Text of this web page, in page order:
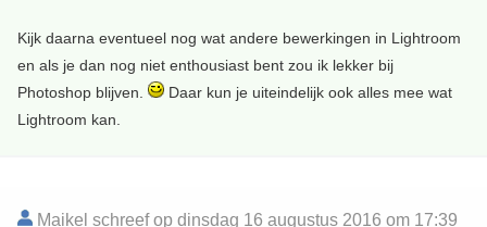
Kijk daarna eventueel nog wat andere bewerkingen in Lightroom
en als je dan nog niet enthousiast bent zou ik lekker bij
Photoshop blijven.
Daar kun je uiteindelijk ook alles mee wat
Lightroom kan.
Maikel schreef op dinsdag 16 augustus 2016 om 17:39